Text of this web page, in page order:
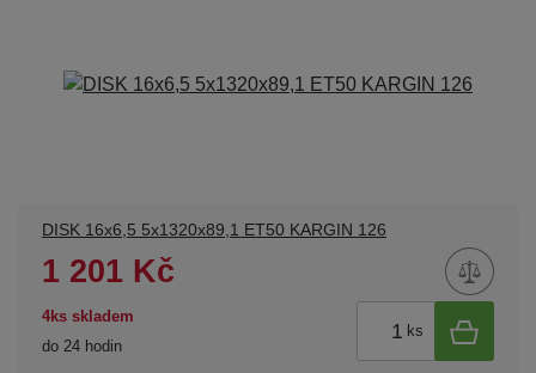
DISK 16x6,5 5x1320x89,1 ET50 KARGIN 126
1 201 Kč
4ks skladem
do 24 hodin
ks